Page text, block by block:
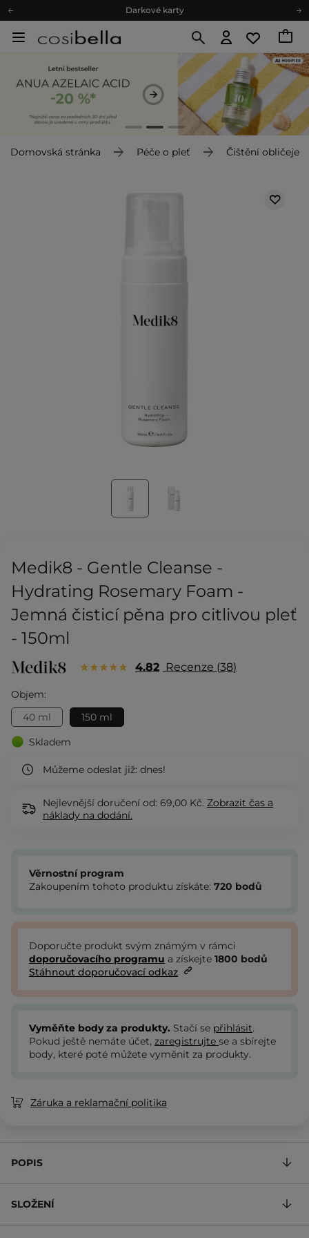
Darkové karty
Odeslání do 24 hod.
Darkové karty
Ekologické balení
Domovská stránka Péče o pleť Čištění obličeje
Medik8 - Gentle Cleanse -
Hydrating Rosemary Foam -
Jemná čisticí pěna pro citlivou pleť
- 150ml
4.82 Recenze 38
Objem:
40 ml
150 ml
Skladem
Můžeme odeslat již: dnes!
Nejlevnější doručení od: 69,00 Kč. Zobrazit čas a
náklady na dodání.
Věrnostní program
Zakoupením tohoto produktu získáte: 720 bodů
Doporučte produkt svým známým v rámci
doporučovacího programu a získejte 1800 bodů
Stáhnout doporučovací odkaz
Vyměňte body za produkty. Stačí se přihlásit.
Pokud ještě nemáte účet, zaregistrujte se a sbírejte
body, které poté můžete vyměnit za produkty.
Záruka a reklamační politika
POPIS
SLOŽENÍ